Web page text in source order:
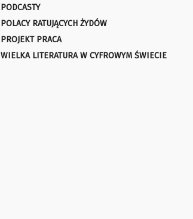
PODCASTY
POLACY RATUJĄCYCH ŻYDÓW
PROJEKT PRACA
WIELKA LITERATURA W CYFROWYM ŚWIECIE